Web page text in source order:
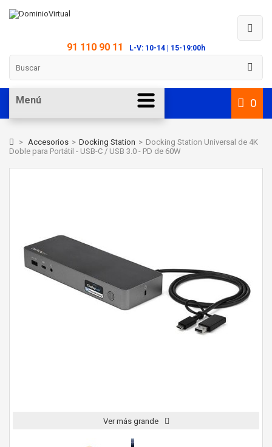
91 110 90 11 L-V: 10-14 | 15-19:00h
0
Menú
> Accesorios > Docking Station > Docking Station Universal de 4K
Doble para Portátil - USB-C / USB 3.0 - PD de 60W
Ver más grande